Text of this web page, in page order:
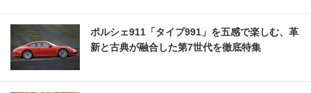
ポルシェ911「タイプ991」を五感で楽しむ、革
新と古典が融合した第7世代を徹底特集